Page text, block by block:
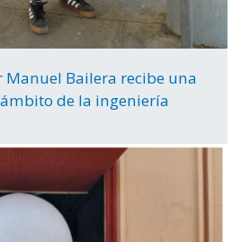
Manuel Bailera recibe una
de la ingeniería